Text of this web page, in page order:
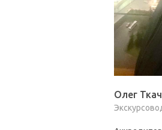
Олег